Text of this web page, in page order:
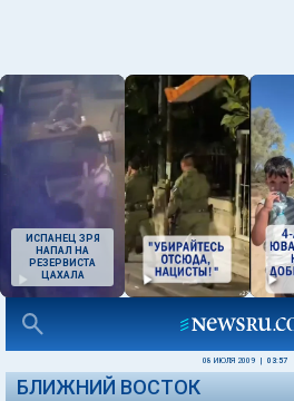
ИСПАНЕЦ ЗРЯ
НАПАЛ НА
РЕЗЕРВИСТА
ЦАХАЛА
08 ИЮЛЯ 2009 03:57
БЛИЖНИЙ ВОСТОК